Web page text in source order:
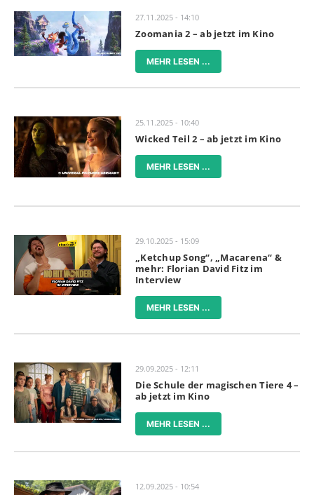
27.11.2025 - 14:10
Zoomania 2 – ab jetzt im Kino
MEHR LESEN ...
25.11.2025 - 10:40
Wicked Teil 2 – ab jetzt im Kino
MEHR LESEN ...
29.10.2025 - 15:09
„Ketchup Song“, „Macarena“ &
mehr: Florian David Fitz im
Interview
MEHR LESEN ...
29.09.2025 - 12:11
Die Schule der magischen Tiere 4 –
ab jetzt im Kino
MEHR LESEN ...
12.09.2025 - 10:54